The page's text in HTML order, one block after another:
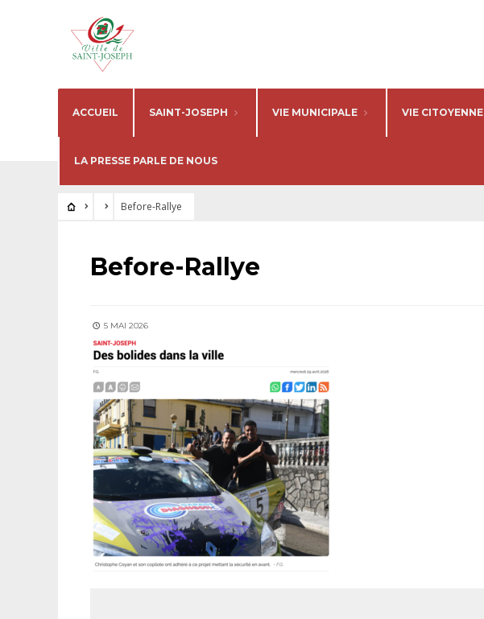
ACCUEIL SAINT-JOSEPH VIE MUNICIPALE VIE CITOYENNE
LA PRESSE PARLE DE NOUS
Before-Rallye
Before-Rallye
5 MAI 2026